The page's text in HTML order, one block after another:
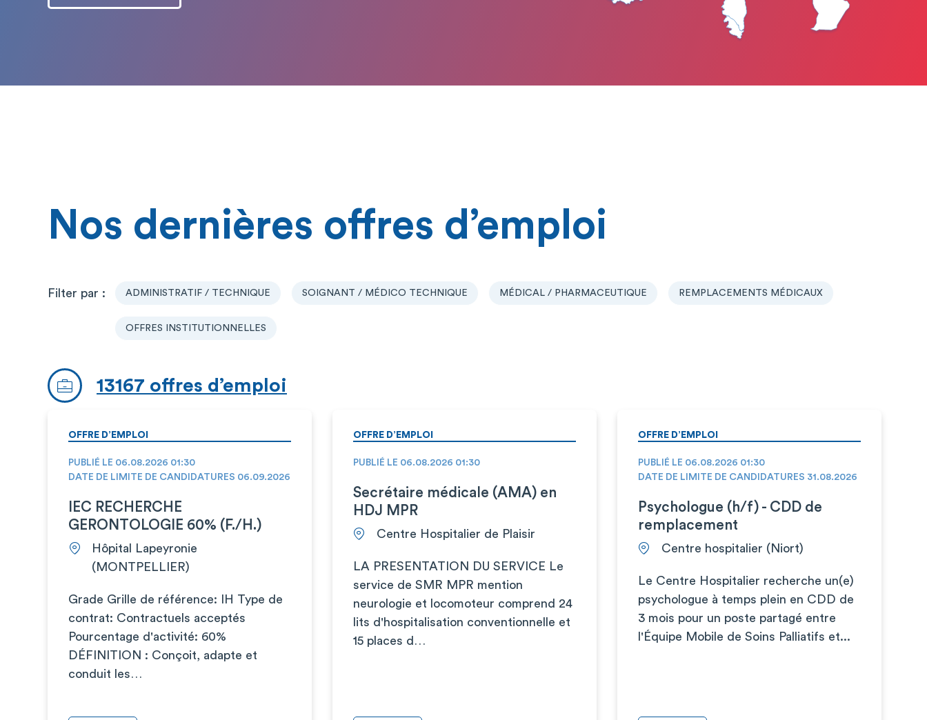
Nos dernières offres d’emploi
ADMINISTRATIF / TECHNIQUE SOIGNANT / MÉDICO TECHNIQUE MÉDICAL / PHARMACEUTIQUE REMPLACEMENTS MÉDICAUX
OFFRES INSTITUTIONNELLES
13167 offres d’emploi
OFFRE D’EMPLOI
PUBLIÉ LE 06.08.2026 01:30
DATE DE LIMITE DE CANDIDATURES 06.09.2026
IEC RECHERCHE
GERONTOLOGIE 60% (F./H.)
Hôpital Lapeyronie
(MONTPELLIER)
Grade Grille de référence: IH Type de
contrat: Contractuels acceptés
Pourcentage d'activité: 60%
DÉFINITION : Conçoit, adapte et
conduit les…
OFFRE D’EMPLOI
PUBLIÉ LE 06.08.2026 01:30
Secrétaire médicale (AMA) en
HDJ MPR
Centre Hospitalier de Plaisir
LA PRESENTATION DU SERVICE Le
service de SMR MPR mention
neurologie et locomoteur comprend 24
lits d'hospitalisation conventionnelle et
15 places d…
OFFRE D’EMPLOI
PUBLIÉ LE 06.08.2026 01:30
DATE DE LIMITE DE CANDIDATURES 31.08.2026
Psychologue (h/f) - CDD de
remplacement
Centre hospitalier (Niort)
Le Centre Hospitalier recherche un(e)
psychologue à temps plein en CDD de
3 mois pour un poste partagé entre
l'Équipe Mobile de Soins Palliatifs et...